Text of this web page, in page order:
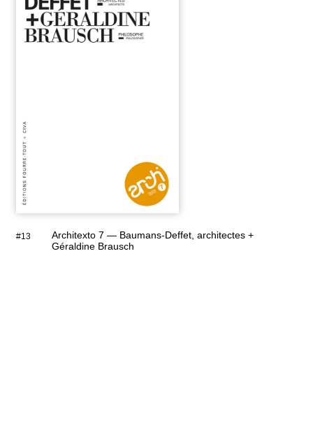
#13
Architexto 7 — Baumans-Deffet, architectes +
Géraldine Brausch